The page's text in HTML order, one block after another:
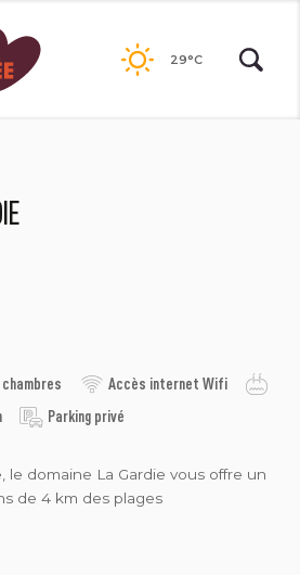
29°C
chambres
Accès internet Wifi
Parking privé
le domaine La Gardie vous offre un
de 4 km des plages